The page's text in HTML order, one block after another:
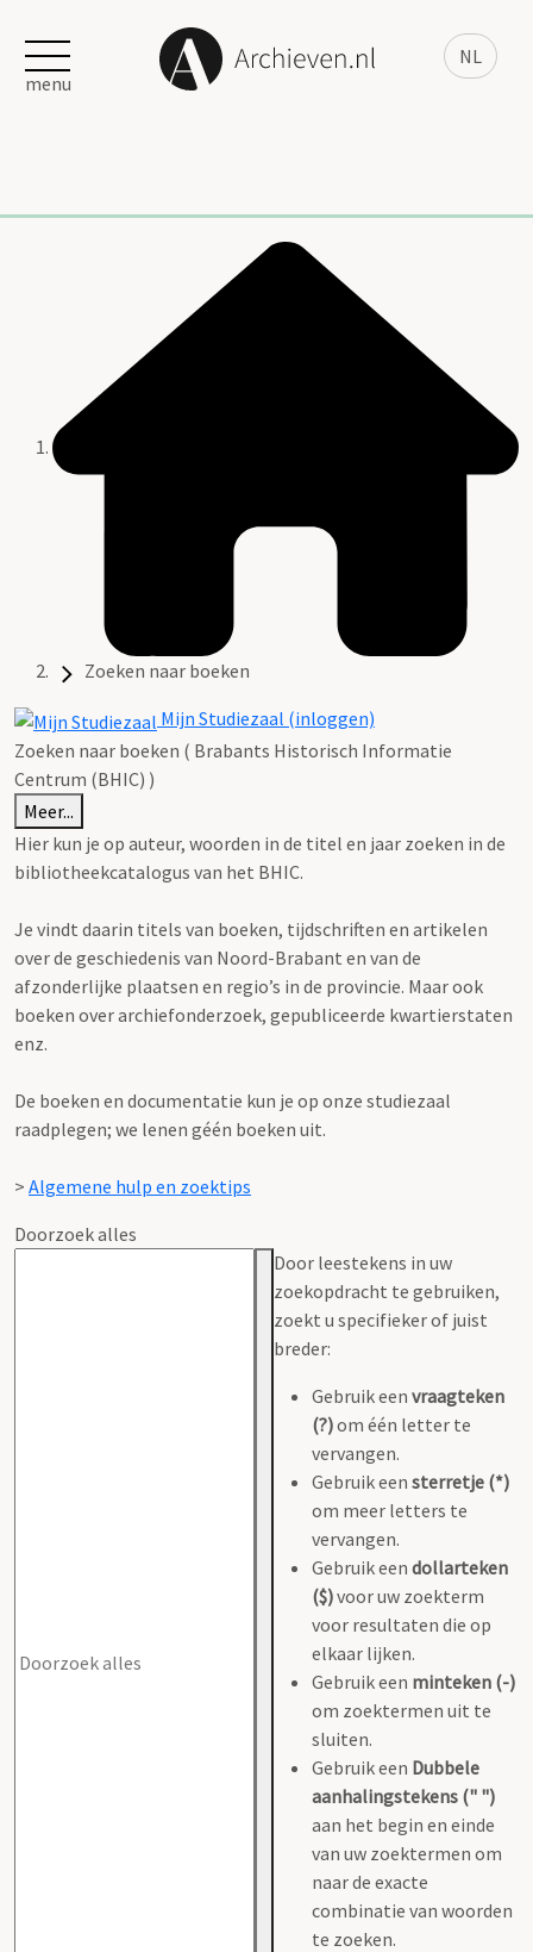
NL
menu
Zoeken naar boeken
Mijn Studiezaal (inloggen)
Zoeken naar boeken ( Brabants Historisch Informatie
Centrum (BHIC) )
Meer...
Hier kun je op auteur, woorden in de titel en jaar zoeken in de
bibliotheekcatalogus van het BHIC.
Je vindt daarin titels van boeken, tijdschriften en artikelen
over de geschiedenis van Noord-Brabant en van de
afzonderlijke plaatsen en regio’s in de provincie. Maar ook
boeken over archiefonderzoek, gepubliceerde kwartierstaten
enz.
De boeken en documentatie kun je op onze studiezaal
raadplegen; we lenen géén boeken uit.
> Algemene hulp en zoektips
Doorzoek alles
Door leestekens in uw
zoekopdracht te gebruiken,
zoekt u specifieker of juist
breder:
Gebruik een vraagteken
(?)om één letter te
vervangen.
Gebruik een sterretje (*)
om meer letters te
vervangen.
Gebruik een dollarteken
($)voor uw zoekterm
voor resultaten die op
elkaar lijken.
Gebruik een minteken (-)
om zoektermen uit te
sluiten.
Gebruik een Dubbele
aanhalingstekens (" ")
aan het begin en einde
van uw zoektermen om
naar de exacte
combinatie van woorden
te zoeken.